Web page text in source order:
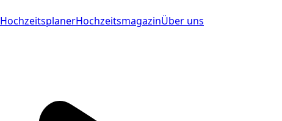
HochzeitsplanerHochzeitsmagazinÜber uns